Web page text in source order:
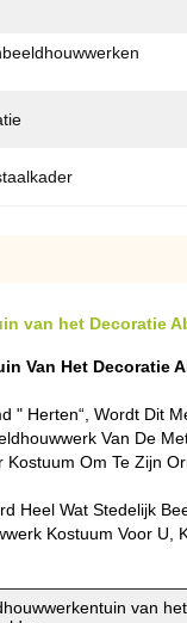
van het Decoratie
Van Het Decoratie
" Herten“, Wordt Dit
Van De
Kostuum Om Te Zijn
Heel Wat Stedelijk
Kostuum Voor
van